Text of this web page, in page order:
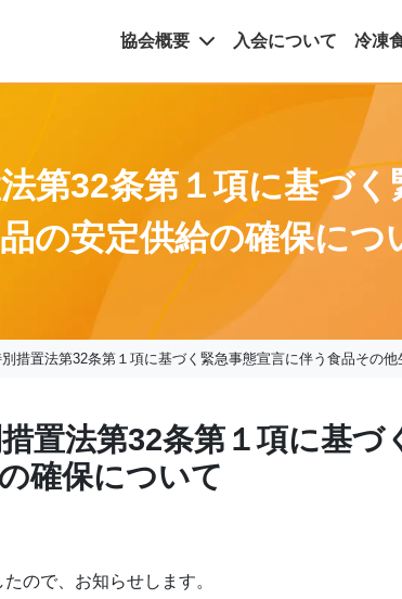
協会概要 入会について 冷凍
第32条第１項に基づ
の安定供給の確保につ
措置法第32条第１項に基づく緊急事態宣言に伴う食品その
置法第32条第１項に基づ
確保について
ので、お知らせします。